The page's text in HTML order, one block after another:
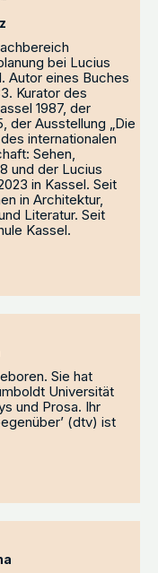
bei Lucius
Autor eines Buches
Kurator des
1987, der
der Ausstellung „Die
internationalen
Sehen,
und der Lucius
in Kassel. Seit
in Architektur,
Literatur. Seit
Kassel.
Sie hat
Universität
und Prosa. Ihr
(dtv) ist